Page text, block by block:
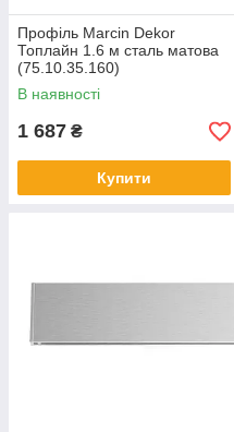
Профіль Marcin Dekor
Топлайн 1.6 м сталь матова
(75.10.35.160)
В наявності
1 687 ₴
Купити